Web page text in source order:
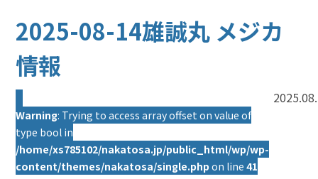
2025-08-14雄誠丸 メジカ
情報
Warning: Trying to access array offset on value of
type bool in
/home/xs785102/nakatosa.jp/public_html/wp/wp-
content/themes/nakatosa/single.php on line41